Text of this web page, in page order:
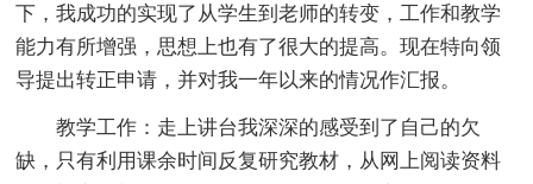
下，我成功的实现了从学生到老师的转变，工作和教学
能力有所增强，思想上也有了很大的提高。现在特向领
导提出转正申请，并对我一年以来的情况作汇报。
教学工作：走上讲台我深深的感受到了自己的欠
缺，只有利用课余时间反复研究教材，从网上阅读资料